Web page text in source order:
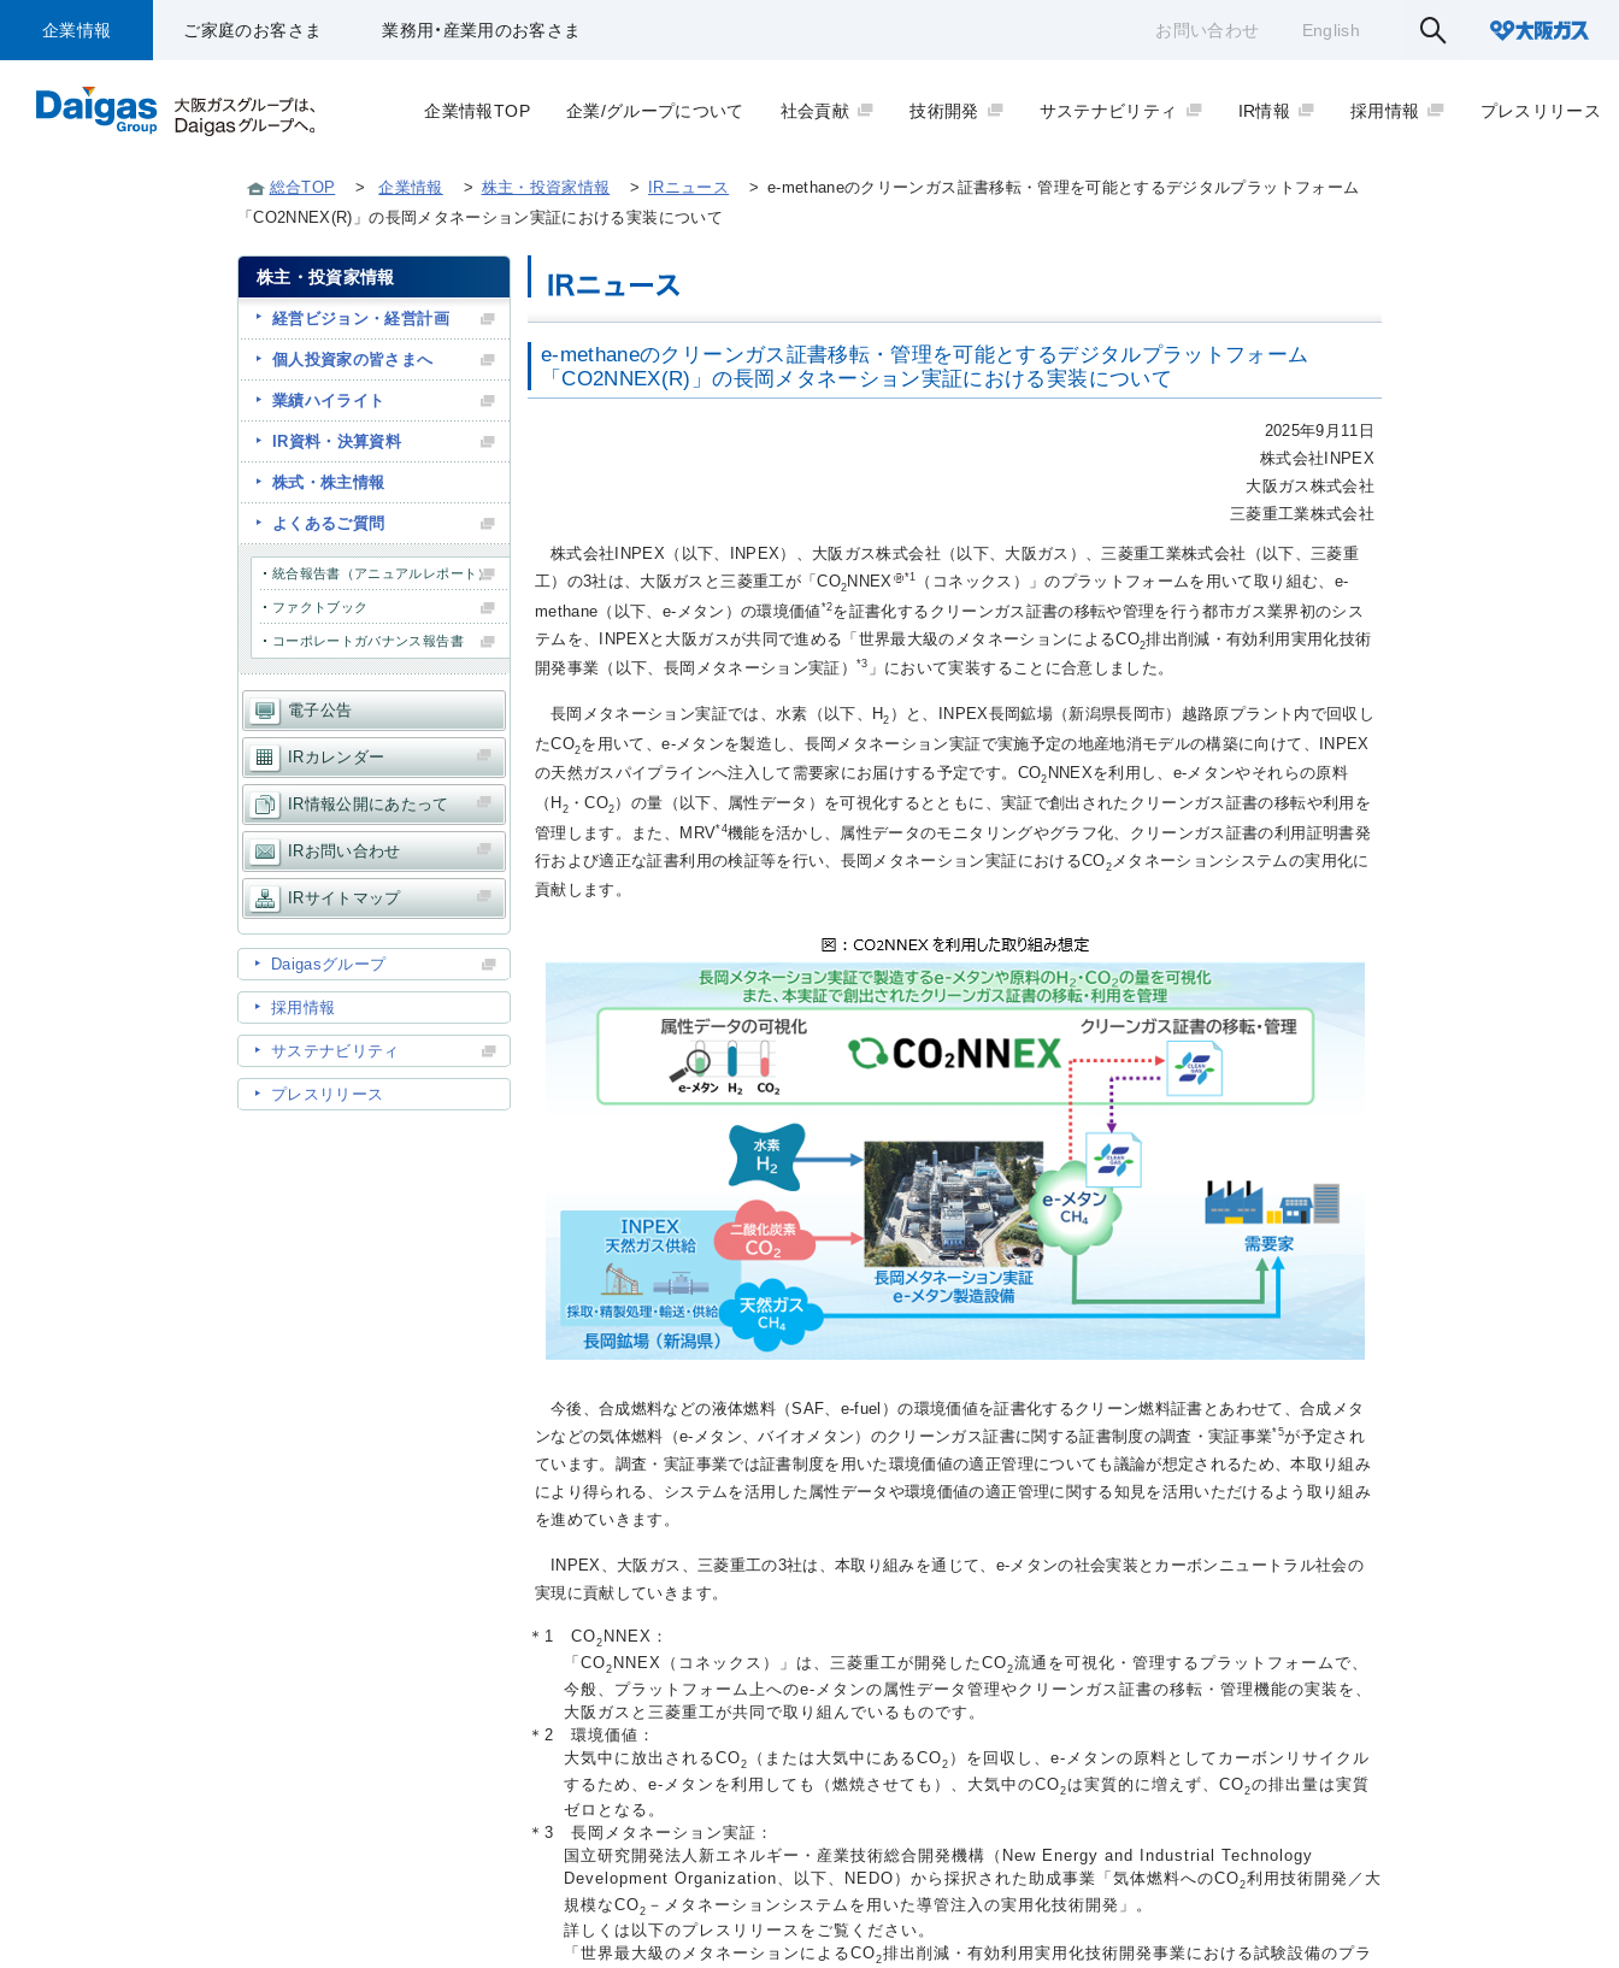
企業情報 ご家庭のお客さま 業務用・産業用のお客さま お問い合わせ English
企業情報TOP 企業/グループについて 社会貢献 技術開発 サステナビリティ IR情報 採用情報 プレスリリース
総合TOP > 企業情報 > 株主・投資家情報 > IRニュース > e-methaneのクリーンガス証書移転・管理を可能とするデジタルプラットフォーム
「CO2NNEX(R)」の長岡メタネーション実証における実装について
e-methaneのクリーンガス証書移転・管理を可能とするデジタルプラットフォーム
「CO2NNEX(R)」の長岡メタネーション実証における実装について
2025年9月11日
株式会社INPEX
大阪ガス株式会社
三菱重工業株式会社
株式会社INPEX（以下、INPEX）、大阪ガス株式会社（以下、大阪ガス）、三菱重工業株式会社（以下、三菱重
工）の3社は、大阪ガスと三菱重工が「CO2 NNEX *1
（コネックス）」のプラットフォームを用いて取り組む、e-
methane（以下、e-メタン）の環境価値*2を証書化するクリーンガス証書の移転や管理を行う都市ガス業界初のシス
テムを、INPEXと大阪ガスが共同で進める「世界最大級のメタネーションによるCO2排出削減・有効利用実用化技術
開発事業（以下、長岡メタネーション実証）
*3 」において実装することに合意しました。
長岡メタネーション実証では、水素（以下、H2 ）と、INPEX長岡鉱場（新潟県長岡市）越路原プラント内で回収し
たCO2を用いて、e-メタンを製造し、長岡メタネーション実証で実施予定の地産地消モデルの構築に向けて、INPEX
の天然ガスパイプラインへ注入して需要家にお届けする予定です。CO2 NNEXを利用し、e-メタンやそれらの原料
（H 2 ・CO2 ）の量（以下、属性データ）を可視化するとともに、実証で創出されたクリーンガス証書の移転や利用を
管理します。また、MRV*4機能を活かし、属性データのモニタリングやグラフ化、クリーンガス証書の利用証明書発
行および適正な証書利用の検証等を行い、長岡メタネーション実証におけるCO2メタネーションシステムの実用化に
貢献します。
今後、合成燃料などの液体燃料（SAF、e-fuel）の環境価値を証書化するクリーン燃料証書とあわせて、合成メタ
ンなどの気体燃料（e-メタン、バイオメタン）のクリーンガス証書に関する証書制度の調査・実証事業*5が予定され
ています。調査・実証事業では証書制度を用いた環境価値の適正管理についても議論が想定されるため、本取り組み
により得られる、システムを活用した属性データや環境価値の適正管理に関する知見を活用いただけるよう取り組み
を進めていきます。
INPEX、大阪ガス、三菱重工の3社は、本取り組みを通じて、e-メタンの社会実装とカーボンニュートラル社会の
実現に貢献していきます。
＊1 CO2 NNEX：
「CO2 NNEX（コネックス）」は、三菱重工が開発したCO2流通を可視化・管理するプラットフォームで、
今般、プラットフォーム上へのe-メタンの属性データ管理やクリーンガス証書の移転・管理機能の実装を、
大阪ガスと三菱重工が共同で取り組んでいるものです。
＊2 環境価値：
大気中に放出されるCO2 （または大気中にあるCO2 ）を回収し、e-メタンの原料としてカーボンリサイクル
するため、e-メタンを利用しても（燃焼させても）、大気中のCO2 は実質的に増えず、CO2の排出量は実質
ゼロとなる。
＊3 長岡メタネーション実証：
国立研究開発法人新エネルギー・産業技術総合開発機構（New Energy and Industrial Technology
Development Organization、以下、NEDO）から採択された助成事業「気体燃料へのCO2利用技術開発／大
規模なCO2 －メタネーションシステムを用いた導管注入の実用化技術開発」。
詳しくは以下のプレスリリースをご覧ください。
「世界最大級のメタネーションによるCO2排出削減・有効利用実用化技術開発事業における試験設備のプラ
株主・投資家情報
経営ビジョン・経営計画
個人投資家の皆さまへ
業績ハイライト
IR資料・決算資料
株式・株主情報
よくあるご質問
統合報告書（アニュアルレポート）
ファクトブック
コーポレートガバナンス報告書
電子公告
IRカレンダー
IR情報公開にあたって
IRお問い合わせ
IRサイトマップ
Daigasグループ
採用情報
サステナビリティ
プレスリリース